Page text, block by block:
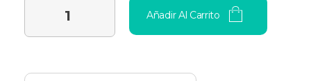
Añadir Al Carrito